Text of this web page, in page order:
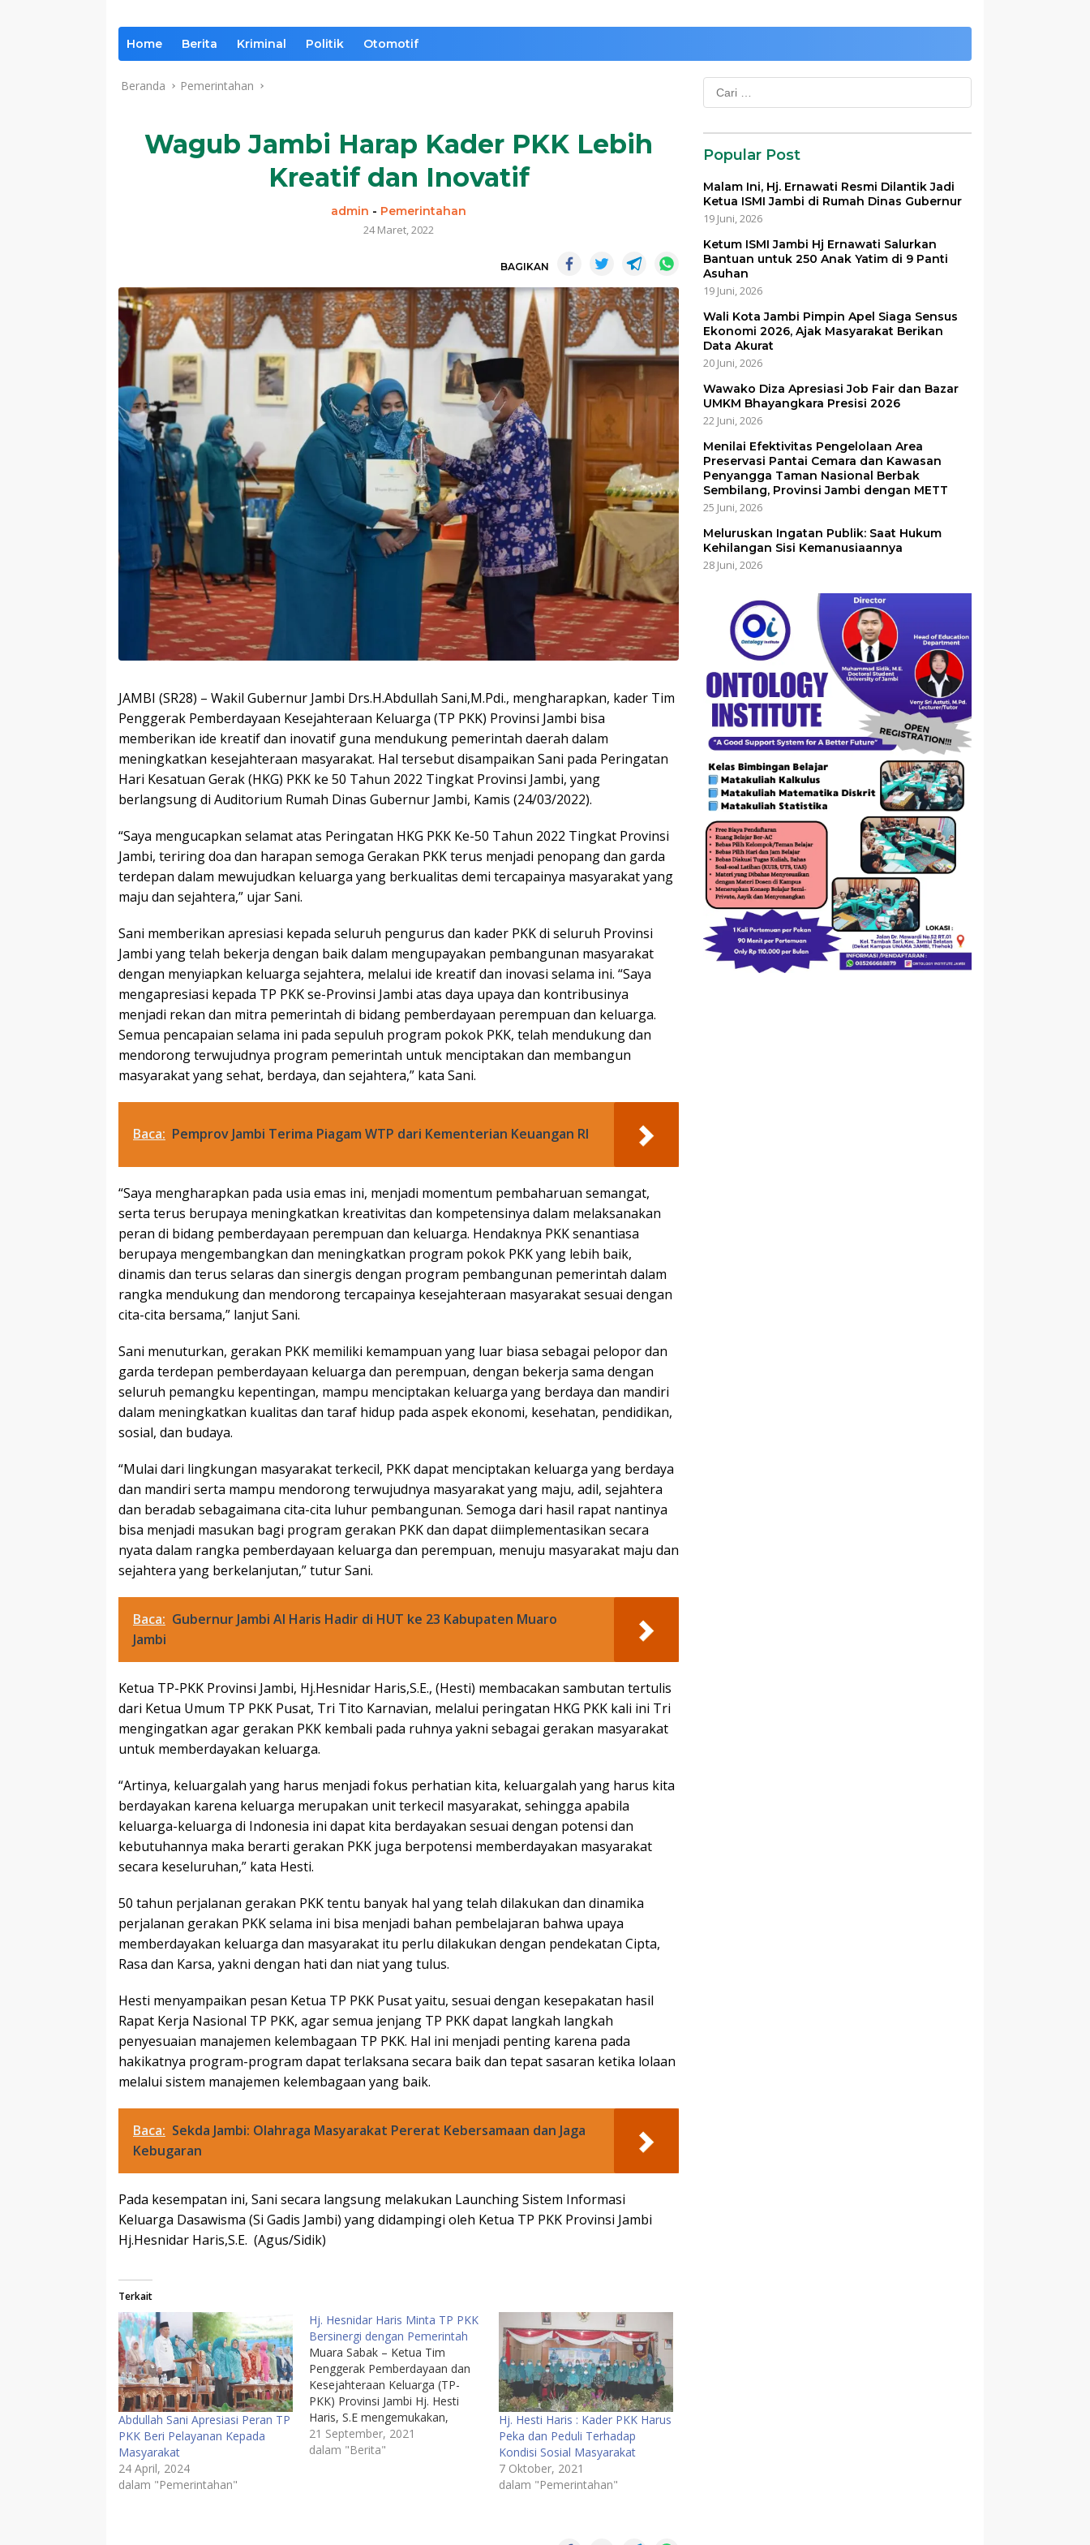
Home Berita Kriminal Politik Otomotif
Beranda Pemerintahan
Wagub Jambi Harap Kader PKK Lebih
Kreatif dan Inovatif
admin - Pemerintahan
24 Maret, 2022
BAGIKAN
JAMBI (SR28) – Wakil Gubernur Jambi Drs.H.Abdullah Sani,M.Pdi., mengharapkan, kader Tim
Penggerak Pemberdayaan Kesejahteraan Keluarga (TP PKK) Provinsi Jambi bisa
memberikan ide kreatif dan inovatif guna mendukung pemerintah daerah dalam
meningkatkan kesejahteraan masyarakat. Hal tersebut disampaikan Sani pada Peringatan
Hari Kesatuan Gerak (HKG) PKK ke 50 Tahun 2022 Tingkat Provinsi Jambi, yang
berlangsung di Auditorium Rumah Dinas Gubernur Jambi, Kamis (24/03/2022).
“Saya mengucapkan selamat atas Peringatan HKG PKK Ke-50 Tahun 2022 Tingkat Provinsi
Jambi, teriring doa dan harapan semoga Gerakan PKK terus menjadi penopang dan garda
terdepan dalam mewujudkan keluarga yang berkualitas demi tercapainya masyarakat yang
maju dan sejahtera,” ujar Sani.
Sani memberikan apresiasi kepada seluruh pengurus dan kader PKK di seluruh Provinsi
Jambi yang telah bekerja dengan baik dalam mengupayakan pembangunan masyarakat
dengan menyiapkan keluarga sejahtera, melalui ide kreatif dan inovasi selama ini. “Saya
mengapresiasi kepada TP PKK se-Provinsi Jambi atas daya upaya dan kontribusinya
menjadi rekan dan mitra pemerintah di bidang pemberdayaan perempuan dan keluarga.
Semua pencapaian selama ini pada sepuluh program pokok PKK, telah mendukung dan
mendorong terwujudnya program pemerintah untuk menciptakan dan membangun
masyarakat yang sehat, berdaya, dan sejahtera,” kata Sani.
Baca: Pemprov Jambi Terima Piagam WTP dari Kementerian Keuangan RI
“Saya mengharapkan pada usia emas ini, menjadi momentum pembaharuan semangat,
serta terus berupaya meningkatkan kreativitas dan kompetensinya dalam melaksanakan
peran di bidang pemberdayaan perempuan dan keluarga. Hendaknya PKK senantiasa
berupaya mengembangkan dan meningkatkan program pokok PKK yang lebih baik,
dinamis dan terus selaras dan sinergis dengan program pembangunan pemerintah dalam
rangka mendukung dan mendorong tercapainya kesejahteraan masyarakat sesuai dengan
cita-cita bersama,” lanjut Sani.
Sani menuturkan, gerakan PKK memiliki kemampuan yang luar biasa sebagai pelopor dan
garda terdepan pemberdayaan keluarga dan perempuan, dengan bekerja sama dengan
seluruh pemangku kepentingan, mampu menciptakan keluarga yang berdaya dan mandiri
dalam meningkatkan kualitas dan taraf hidup pada aspek ekonomi, kesehatan, pendidikan,
sosial, dan budaya.
“Mulai dari lingkungan masyarakat terkecil, PKK dapat menciptakan keluarga yang berdaya
dan mandiri serta mampu mendorong terwujudnya masyarakat yang maju, adil, sejahtera
dan beradab sebagaimana cita-cita luhur pembangunan. Semoga dari hasil rapat nantinya
bisa menjadi masukan bagi program gerakan PKK dan dapat diimplementasikan secara
nyata dalam rangka pemberdayaan keluarga dan perempuan, menuju masyarakat maju dan
sejahtera yang berkelanjutan,” tutur Sani.
Baca: Gubernur Jambi Al Haris Hadir di HUT ke 23 Kabupaten Muaro
Jambi
Ketua TP-PKK Provinsi Jambi, Hj.Hesnidar Haris,S.E., (Hesti) membacakan sambutan tertulis
dari Ketua Umum TP PKK Pusat, Tri Tito Karnavian, melalui peringatan HKG PKK kali ini Tri
mengingatkan agar gerakan PKK kembali pada ruhnya yakni sebagai gerakan masyarakat
untuk memberdayakan keluarga.
“Artinya, keluargalah yang harus menjadi fokus perhatian kita, keluargalah yang harus kita
berdayakan karena keluarga merupakan unit terkecil masyarakat, sehingga apabila
keluarga-keluarga di Indonesia ini dapat kita berdayakan sesuai dengan potensi dan
kebutuhannya maka berarti gerakan PKK juga berpotensi memberdayakan masyarakat
secara keseluruhan,” kata Hesti.
50 tahun perjalanan gerakan PKK tentu banyak hal yang telah dilakukan dan dinamika
perjalanan gerakan PKK selama ini bisa menjadi bahan pembelajaran bahwa upaya
memberdayakan keluarga dan masyarakat itu perlu dilakukan dengan pendekatan Cipta,
Rasa dan Karsa, yakni dengan hati dan niat yang tulus.
Hesti menyampaikan pesan Ketua TP PKK Pusat yaitu, sesuai dengan kesepakatan hasil
Rapat Kerja Nasional TP PKK, agar semua jenjang TP PKK dapat langkah langkah
penyesuaian manajemen kelembagaan TP PKK. Hal ini menjadi penting karena pada
hakikatnya program-program dapat terlaksana secara baik dan tepat sasaran ketika lolaan
melalui sistem manajemen kelembagaan yang baik.
Baca: Sekda Jambi: Olahraga Masyarakat Pererat Kebersamaan dan Jaga
Kebugaran
Pada kesempatan ini, Sani secara langsung melakukan Launching Sistem Informasi
Keluarga Dasawisma (Si Gadis Jambi) yang didampingi oleh Ketua TP PKK Provinsi Jambi
Hj.Hesnidar Haris,S.E. (Agus/Sidik)
Terkait
Abdullah Sani Apresiasi Peran TP
PKK Beri Pelayanan Kepada
Masyarakat
24 April, 2024
dalam "Pemerintahan"
Hj. Hesnidar Haris Minta TP PKK
Bersinergi dengan Pemerintah
Muara Sabak – Ketua Tim
Penggerak Pemberdayaan dan
Kesejahteraan Keluarga (TP-
PKK) Provinsi Jambi Hj. Hesti
Haris, S.E mengemukakan,
sebagai penyuluh dan penggerak
keluarga, PKK berperan penting
21 September, 2021
dalam "Berita"
Hj. Hesti Haris : Kader PKK Harus
Peka dan Peduli Terhadap
Kondisi Sosial Masyarakat
7 Oktober, 2021
dalam "Pemerintahan"
Cari
untuk:
Popular Post
Malam Ini, Hj. Ernawati Resmi Dilantik Jadi
Ketua ISMI Jambi di Rumah Dinas Gubernur
19 Juni, 2026
Ketum ISMI Jambi Hj Ernawati Salurkan
Bantuan untuk 250 Anak Yatim di 9 Panti
Asuhan
19 Juni, 2026
Wali Kota Jambi Pimpin Apel Siaga Sensus
Ekonomi 2026, Ajak Masyarakat Berikan
Data Akurat
20 Juni, 2026
Wawako Diza Apresiasi Job Fair dan Bazar
UMKM Bhayangkara Presisi 2026
22 Juni, 2026
Menilai Efektivitas Pengelolaan Area
Preservasi Pantai Cemara dan Kawasan
Penyangga Taman Nasional Berbak
Sembilang, Provinsi Jambi dengan METT
25 Juni, 2026
Meluruskan Ingatan Publik: Saat Hukum
Kehilangan Sisi Kemanusiaannya
28 Juni, 2026